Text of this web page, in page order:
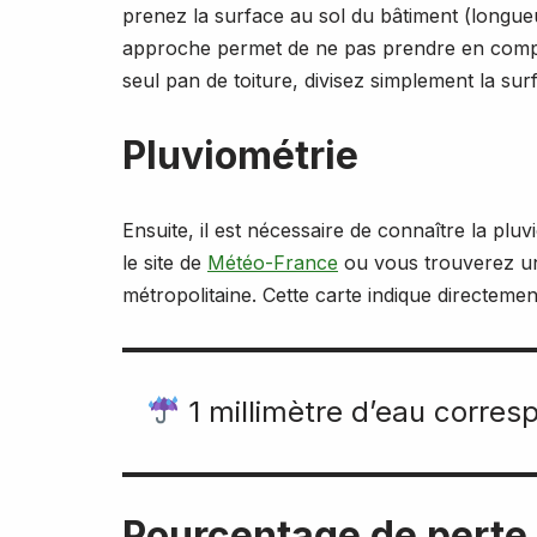
prenez la surface au sol du bâtiment
approche permet de ne pas prendre en
seul pan de toiture, divisez simplement la
Pluviométrie
Ensuite, il est nécessaire de connaître la
le site de Météo-France ou vous trouverez
métropolitaine. Cette carte indique
1 millimètre d’eau